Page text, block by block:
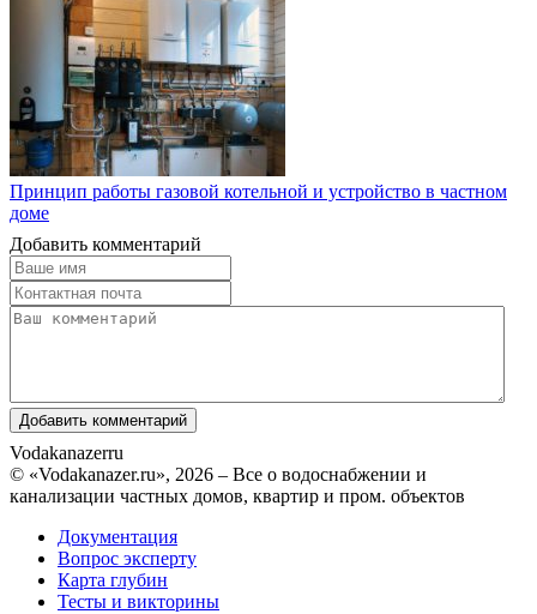
Принцип работы газовой котельной и устройство в частном
доме
Добавить комментарий
Vodakanazerru
© «Vodakanazer.ru», 2026 – Все о водоснабжении и
канализации частных домов, квартир и пром. объектов
Документация
Вопрос эксперту
Карта глубин
Тесты и викторины